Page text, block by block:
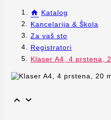
Katalog
Kancelarija & Škola
Za vaš sto
Registratori
Klaser A4, 4 prstena,
 